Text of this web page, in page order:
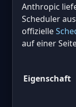
Anthropic
Scheduler
offizielle
auf einer
Eigenschaft